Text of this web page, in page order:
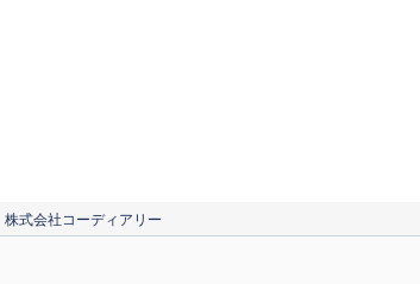
株式会社コーディアリー